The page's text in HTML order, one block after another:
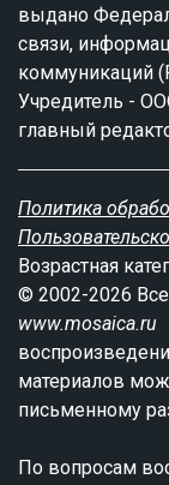
выдано
связи,
коммуникаций
Учредитель -
главный
Политика
Возрастная
© 2002-2026
www.mosaica.ru
материалов
письменному
По вопросам